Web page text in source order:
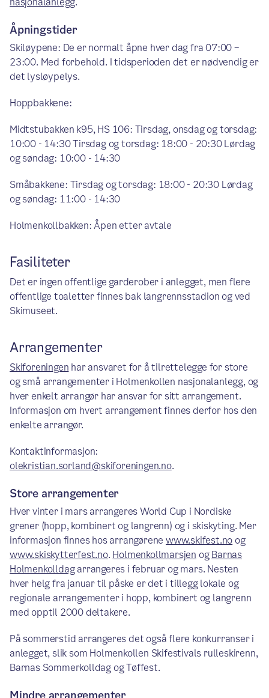
Åpningstider
Skiløypene: De er normalt åpne hver dag fra 07:00 –
23:00. Med forbehold. I tidsperioden det er nødvendig er
det lysløypelys.
Hoppbakkene:
Midtstubakken k95, HS 106: Tirsdag, onsdag og torsdag:
10:00 - 14:30 Tirsdag og torsdag: 18:00 - 20:30 Lørdag
og søndag: 10:00 - 14:30
Småbakkene: Tirsdag og torsdag: 18:00 - 20:30 Lørdag
og søndag: 11:00 - 14:30
Holmenkollbakken: Åpen etter avtale
Fasiliteter
Det er ingen offentlige garderober i anlegget, men flere
offentlige toaletter finnes bak langrennsstadion og ved
Skimuseet.
Arrangementer
Skiforeningen har ansvaret for å tilrettelegge for store
og små arrangementer i Holmenkollen nasjonalanlegg, og
hver enkelt arrangør har ansvar for sitt arrangement.
Informasjon om hvert arrangement finnes derfor hos den
enkelte arrangør.
Kontaktinformasjon:
olekristian.sorland@skiforeningen.no.
Store arrangementer
Hver vinter i mars arrangeres World Cup i Nordiske
grener (hopp, kombinert og langrenn) og i skiskyting. Mer
informasjon finnes hos arrangørenewww.skifest.noog
www.skiskytterfest.no. Holmenkollmarsjen ogBarnas
Holmenkolldagarrangeres i februar og mars. Nesten
hver helg fra januar til påske er det i tillegg lokale og
regionale arrangementer i hopp, kombinert og langrenn
med opptil 2000 deltakere.
På sommerstid arrangeres det også flere konkurranser i
anlegget, slik som Holmenkollen Skifestivals rulleskirenn,
Barnas Sommerkolldag og Tøffest.